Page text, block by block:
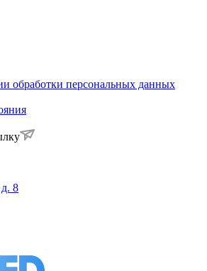
обработки персональных данных
8